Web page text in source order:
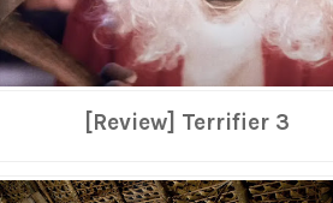
[Review] Terrifier 3